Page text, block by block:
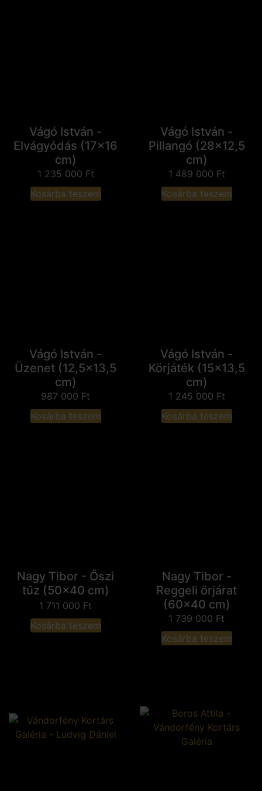
Vágó István -
Elvágyódás (17x16
cm)
1 235 000 Ft
Kosárba teszem
Vágó István -
Pillangó (28x12,5
cm)
1 489 000 Ft
Kosárba teszem
Vágó István -
Üzenet (12,5x13,5
cm)
987 000 Ft
Kosárba teszem
Vágó István -
Körjáték (15x13,5
cm)
1 245 000 Ft
Kosárba teszem
Nagy Tibor - Őszi
tűz (50x40 cm)
1 711 000 Ft
Kosárba teszem
Nagy Tibor -
Reggeli őrjárat
(60x40 cm)
1 739 000 Ft
Kosárba teszem